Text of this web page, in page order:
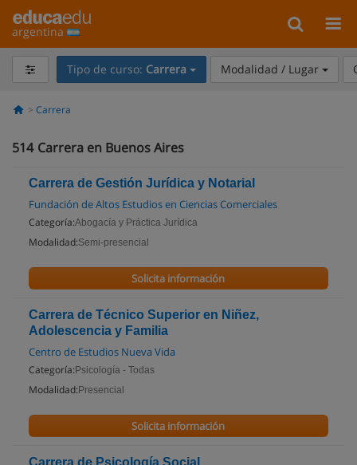
argentina
Tipo de curso: Carrera Modalidad / Lugar
Carrera
514 Carrera en Buenos Aires
Carrera de Gestión Jurídica y Notarial
Fundación de Altos Estudios en Ciencias Comerciales
Categoría:Abogacía y Práctica Jurídica
Modalidad:Semi-presencial
Solicita información
Carrera de Técnico Superior en Niñez,
Adolescencia y Familia
Centro de Estudios Nueva Vida
Categoría: Psicología - Todas
Modalidad: Presencial
Solicita información
Carrera de Psicología Social